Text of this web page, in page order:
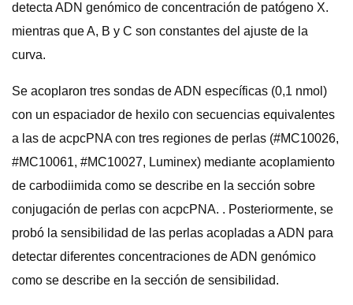
detecta ADN genómico de concentración de patógeno X.
mientras que A, B y C son constantes del ajuste de la
curva.
Se acoplaron tres sondas de ADN específicas (0,1 nmol)
con un espaciador de hexilo con secuencias equivalentes
a las de acpcPNA con tres regiones de perlas (#MC10026,
#MC10061, #MC10027, Luminex) mediante acoplamiento
de carbodiimida como se describe en la sección sobre
conjugación de perlas con acpcPNA. . Posteriormente, se
probó la sensibilidad de las perlas acopladas a ADN para
detectar diferentes concentraciones de ADN genómico
como se describe en la sección de sensibilidad.